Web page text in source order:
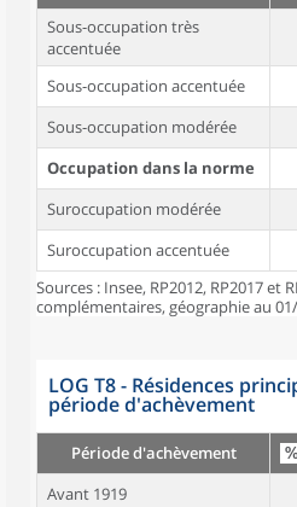
Sous-occupation très
accentuée
Sous-occupation accentuée
Sous-occupation modérée
Occupation dans la norme
Suroccupation modérée
Suroccupation accentuée
Sources : Insee, RP2012, RP2017 et
complémentaires, géographie au
LOG T8 - Résidences
période d'achèvement
Période d'achèvement
Avant 1919